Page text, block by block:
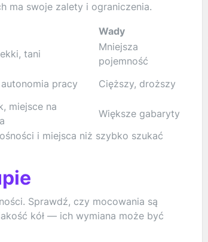
ma swoje zalety i ograniczenia.
Wady
tani
Mniejsza
pojemność
pracy
Cięższy, droższy
miejsce na
Większe gabaryty
i miejsca niż szybko szukać
Sprawdź, czy mocowania są
kół — ich wymiana może być